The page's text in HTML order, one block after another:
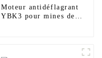
Moteur antidéflagrant
YBK3 pour mines de